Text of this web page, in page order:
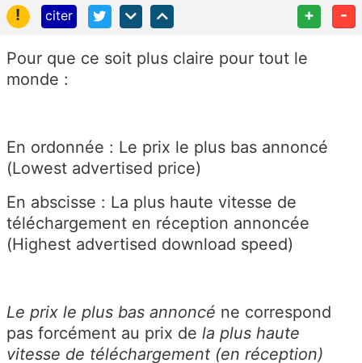
!
citer + -
Pour que ce soit plus claire pour tout le
monde :
En ordonnée : Le prix le plus bas annoncé
(Lowest advertised price)
En abscisse : La plus haute vitesse de
téléchargement en réception annoncée
(Highest advertised download speed)
Le prix le plus bas annoncé ne correspond
pas forcément au prix de la plus haute
vitesse de téléchargement (en réception)